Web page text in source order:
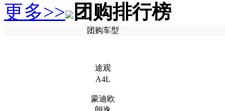
更多>> 团购排行榜
团购车型
途观
A4L
蒙迪欧